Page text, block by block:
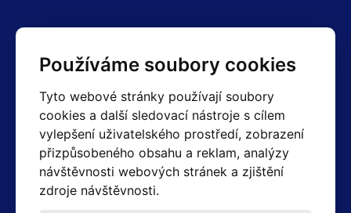
Používáme soubory cookies
Tyto webové stránky používají soubory
cookies a další sledovací nástroje s cílem
vylepšení uživatelského prostředí, zobrazení
přizpůsobeného obsahu a reklam, analýzy
návštěvnosti webových stránek a zjištění
zdroje návštěvnosti.
Kontakty
+420 603 357 606 +420 605 234 204
info@hotair.cz
Fakturační a expediční oddělení
+420 605 259 759 (Po–Pá: 7:30 – 15:00)
Technické oddělení